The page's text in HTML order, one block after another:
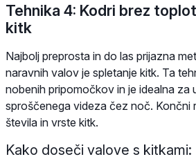
Tehnika 4: Kodri brez
kitk
Najbolj preprosta in do las prijazna
naravnih valov je spletanje kitk. Ta
nobenih pripomočkov in je idealna za
sproščenega videza čez noč. Končni
števila in vrste kitk.
Kako doseči valove s kitkami: